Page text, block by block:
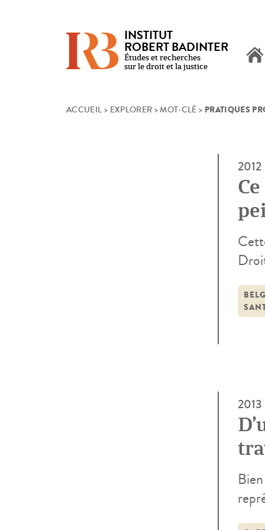
INSTITUT
ROBERT BADINTER
Études et recherches
sur le droit et la justice
ACCUEIL > EXPLORER >MOT-CLÉ > PRATIQUES
2012
un
2013